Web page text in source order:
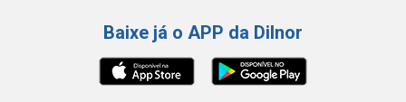
Baixe já o APP da Dilnor